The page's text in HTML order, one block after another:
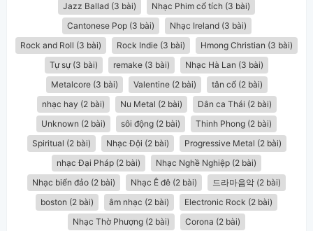
Jazz Ballad (3 bài)
Nhạc Phim cổ tích (3 bài)
Cantonese Pop (3 bài)
Nhạc Ireland (3 bài)
Rock and Roll (3 bài)
Rock Indie (3 bài)
Hmong Christian (3 bài)
Tự sự (3 bài)
remake (3 bài)
Nhạc Hà Lan (3 bài)
Metalcore (3 bài)
Valentine (2 bài)
tân cổ (2 bài)
nhạc hay (2 bài)
Nu Metal (2 bài)
Dân ca Thái (2 bài)
Unknown (2 bài)
sôi động (2 bài)
Thinh Phong (2 bài)
Spiritual (2 bài)
Nhạc Đội (2 bài)
Progressive Metal (2 bài)
nhạc Đại Pháp (2 bài)
Nhạc Nghề Nghiệp (2 bài)
Nhạc biển đảo (2 bài)
Nhạc Ê đê (2 bài)
드라마음악 (2 bài)
boston (2 bài)
âm nhạc (2 bài)
Electronic Rock (2 bài)
Nhạc Thờ Phượng (2 bài)
Corona (2 bài)